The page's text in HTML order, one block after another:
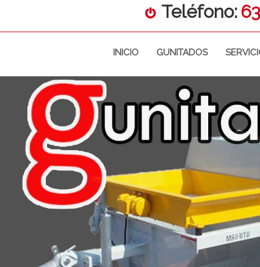
Teléfono:
INICIO GUNITADOS